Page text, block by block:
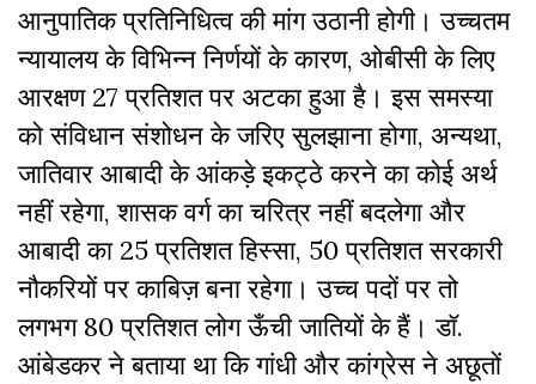
आनुपातिक प्रतिनिधित्व की मांग उठानी होगी। उच्चतम
न्यायालय के विभिन्न निर्णयों के कारण, ओबीसी के लिए
आरक्षण 27 प्रतिशत पर अटका हुआ है। इस समस्या
को संविधान संशोधन के जरिए सुलझाना होगा, अन्यथा,
जातिवार आबादी के आंकड़े इकट्ठे करने का कोई अर्थ
नहीं रहेगा, शासक वर्ग का चरित्र नहीं बदलेगा और
आबादी का 25 प्रतिशत हिस्सा, 50 प्रतिशत सरकारी
नौकरियों पर काबिज़ बना रहेगा। उच्च पदों पर तो
लगभग 80 प्रतिशत लोग ऊँची जातियों के हैं। डॉ.
आंबेडकर ने बताया था कि गांधी और कांग्रेस ने अछूतों